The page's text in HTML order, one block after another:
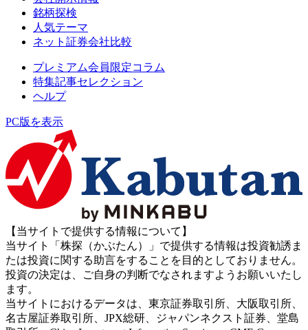
銘柄探検
人気テーマ
ネット証券会社比較
プレミアム会員限定コラム
特集記事セレクション
ヘルプ
PC版を表示
【当サイトで提供する情報について】
当サイト「株探（かぶたん）」で提供する情報は投資勧誘ま
たは投資に関する助言をすることを目的としておりません。
投資の決定は、ご自身の判断でなされますようお願いいたし
ます。
当サイトにおけるデータは、東京証券取引所、大阪取引所、
名古屋証券取引所、JPX総研、ジャパンネクスト証券、堂島